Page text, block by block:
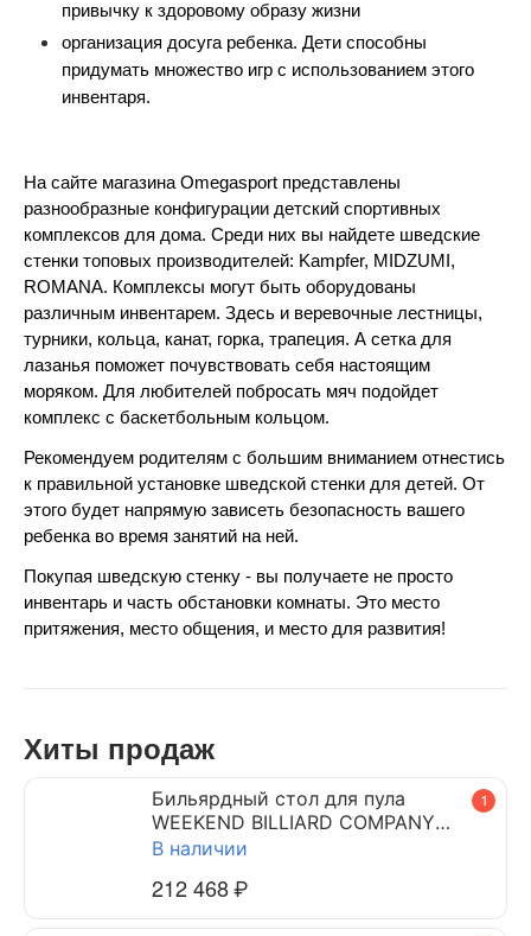
привычку к здоровому образу жизни
организация досуга ребенка. Дети способны
придумать множество игр с использованием этого
инвентаря.
На сайте магазина Omegasport представлены
разнообразные конфигурации детский спортивных
комплексов для дома. Среди них вы найдете шведские
стенки топовых производителей: Kampfer, MIDZUMI,
ROMANA. Комплексы могут быть оборудованы
различным инвентарем. Здесь и веревочные лестницы,
турники, кольца, канат, горка, трапеция. А сетка для
лазанья поможет почувствовать себя настоящим
моряком. Для любителей побросать мяч подойдет
комплекс с баскетбольным кольцом.
Рекомендуем родителям с большим вниманием отнестись
к правильной установке шведской стенки для детей. От
этого будет напрямую зависеть безопасность вашего
ребенка во время занятий на ней.
Покупая шведскую стенку - вы получаете не просто
инвентарь и часть обстановки комнаты. Это место
притяжения, место общения, и место для развития!
Хиты продаж
1
Бильярдный стол для пула
WEEKEND BILLIARD COMPANY
DYNAMIC TRIUMPH 7 ф (черный)
В наличии
212 468₽